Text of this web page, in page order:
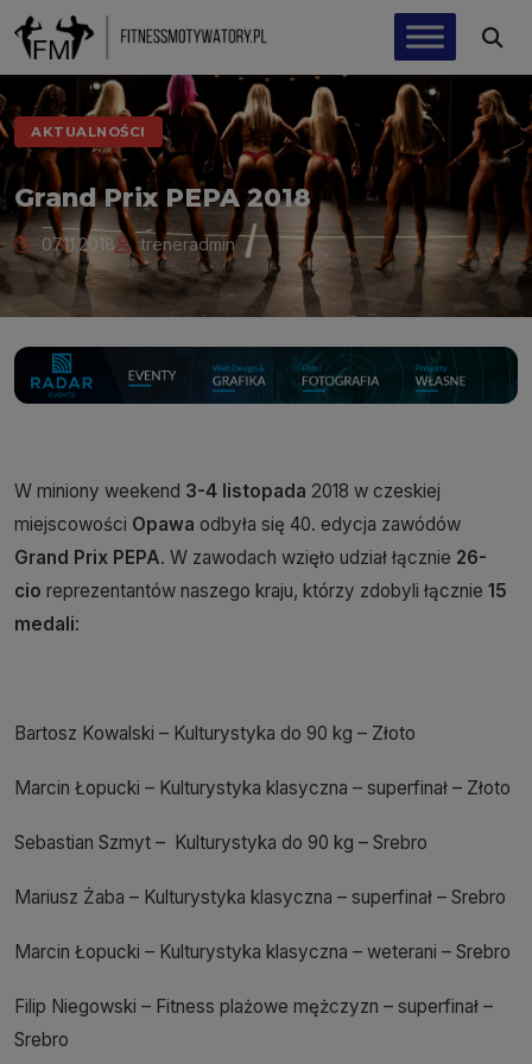
AKTUALNOŚCI
Grand Prix PEPA 2018
07.11.2018 treneradmin
W miniony weekend 3-4 listopada 2018 w czeskiej
miejscowości Opawa odbyła się 40. edycja zawódów
Grand Prix PEPA. W zawodach wzięło udział łącznie 26-
cio reprezentantów naszego kraju, którzy zdobyli łącznie 15
medali:
Bartosz Kowalski – Kulturystyka do 90 kg – Złoto
Marcin Łopucki – Kulturystyka klasyczna – superfinał – Złoto
Sebastian Szmyt – Kulturystyka do 90 kg – Srebro
Mariusz Żaba – Kulturystyka klasyczna – superfinał – Srebro
Marcin Łopucki – Kulturystyka klasyczna – weterani – Srebro
Filip Niegowski – Fitness plażowe mężczyzn – superfinał –
Srebro